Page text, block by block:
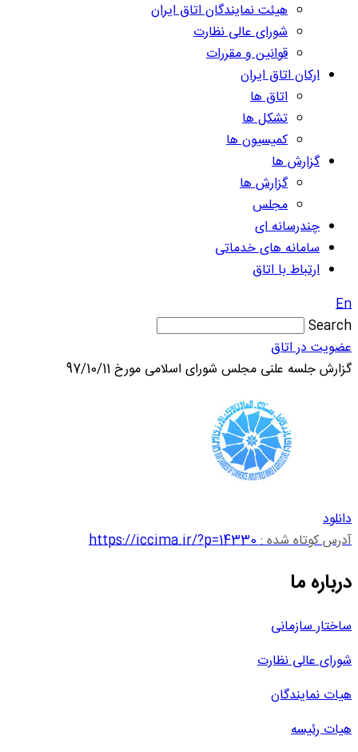
هیئت نمایندگان اتاق ایران
شورای عالی نظارت
قوانین و مقررات
ارکان اتاق ایران
اتاق ها
تشکل ها
کمیسیون ها
گزارش ها
گزارش ها
مجلس
چندرسانه ای
سامانه های خدماتی
ارتباط با اتاق
En
Search
عضویت در اتاق
گزارش جلسه علنی مجلس شورای اسلامی مورخ 97/10/11
دانلود
آدرس کوتاه شده :https://iccima.ir/?p=14330
درباره ما
ساختار سازمانی
شورای عالی نظارت
هیات نمایندگان
هیات رئیسه